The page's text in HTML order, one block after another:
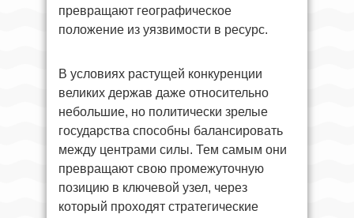
превращают географическое
положение из уязвимости в ресурс.
В условиях растущей конкуренции
великих держав даже относительно
небольшие, но политически зрелые
государства способны балансировать
между центрами силы. Тем самым они
превращают свою промежуточную
позицию в ключевой узел, через
который проходят стратегические